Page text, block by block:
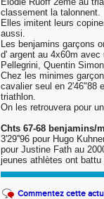
classement la talonnent.
Elles imitent leurs
aussi.
Les benjamins garçons
d' argent au 4x60m avec
Pellegrini, Quentin
Chez les minimes
cavalier seul en 2'46"88
triathlon.
On les retrouvera pour
Chts 67-68 benjamins/
3'29''96 pour Hugo
pour Justine Fath au
jeunes athlètes ont battu
Commentez cette